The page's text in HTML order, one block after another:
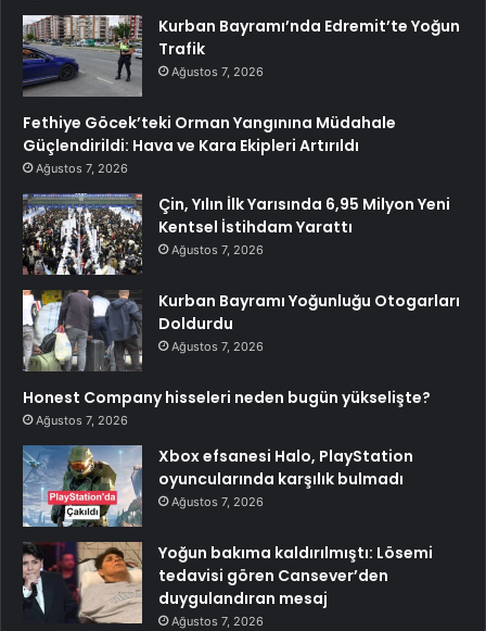
Kurban Bayramı’nda Edremit’te Yoğun
Trafik
Ağustos 7, 2026
Fethiye Göcek’teki Orman Yangınına Müdahale
Güçlendirildi: Hava ve Kara Ekipleri Artırıldı
Ağustos 7, 2026
Çin, Yılın İlk Yarısında 6,95 Milyon Yeni
Kentsel İstihdam Yarattı
Ağustos 7, 2026
Kurban Bayramı Yoğunluğu Otogarları
Doldurdu
Ağustos 7, 2026
Honest Company hisseleri neden bugün yükselişte?
Ağustos 7, 2026
Xbox efsanesi Halo, PlayStation
oyuncularında karşılık bulmadı
Ağustos 7, 2026
Yoğun bakıma kaldırılmıştı: Lösemi
tedavisi gören Cansever’den
duygulandıran mesaj
Ağustos 7, 2026